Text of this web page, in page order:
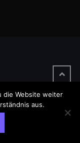
die Website weiter
aus.